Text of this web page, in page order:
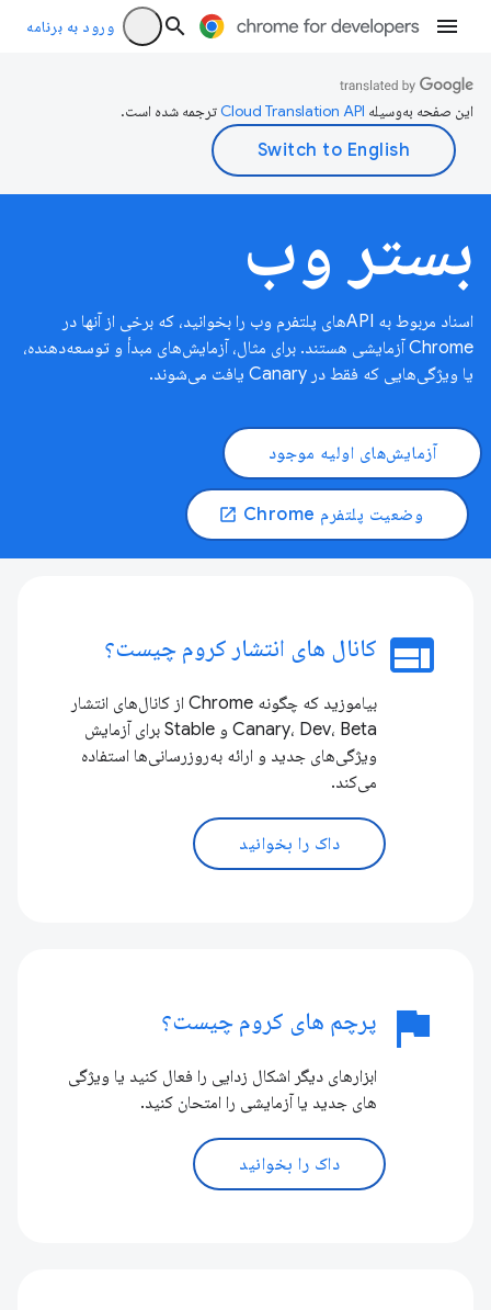
ورود به برنامه
این صفحه به‌وسیله ترجمه شده است.
بستر وب
اسناد مربوط به APIهای پلتفرم وب را بخوانید، که برخی از آنها در
Chrome آزمایشی هستند. برای مثال، آزمایش‌های مبدأ و توسعه‌دهنده،
یا ویژگی‌هایی که فقط در Canary یافت می‌شوند.
آزمایش‌های اولیه موجود
وضعیت پلتفرم Chrome open_in_new
web کانال های انتشار کروم چیست؟
بیاموزید که چگونه Chrome از کانال‌های انتشار
Canary، Dev، Beta و Stable برای آزمایش
ویژگی‌های جدید و ارائه به‌روزرسانی‌ها استفاده
می‌کند.
داک را بخوانید
flag پرچم های کروم چیست؟
ابزارهای دیگر اشکال زدایی را فعال کنید یا ویژگی
های جدید یا آزمایشی را امتحان کنید.
داک را بخوانید